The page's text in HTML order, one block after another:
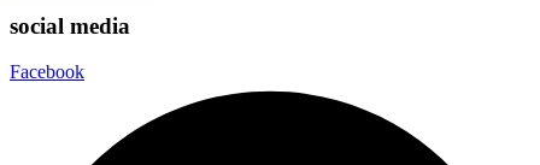
social media
Facebook